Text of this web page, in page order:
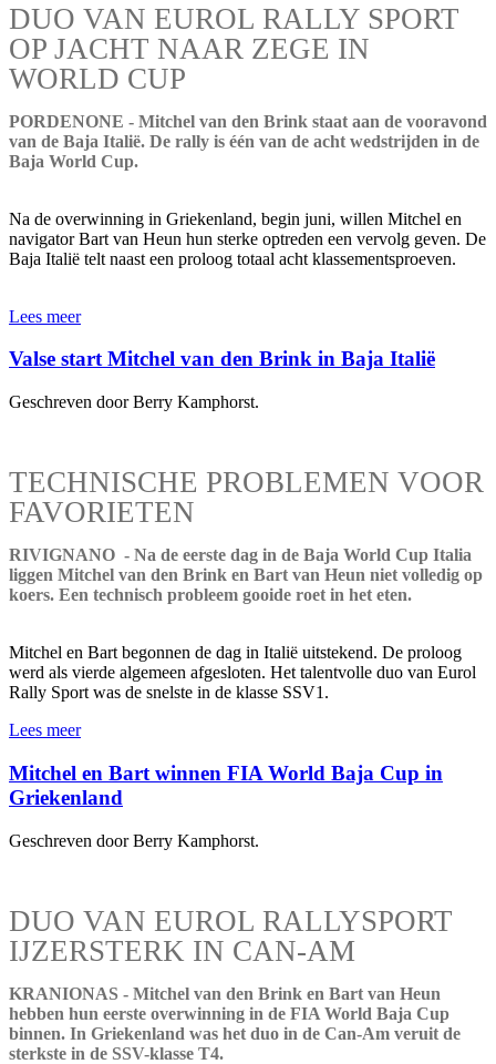
DUO VAN EUROL RALLY SPORT
OP JACHT NAAR ZEGE IN
WORLD CUP
PORDENONE - Mitchel van den Brink staat aan de vooravond
van de Baja Italië. De rally is één van de acht wedstrijden in de
Baja World Cup.
Na de overwinning in Griekenland, begin juni, willen Mitchel en
navigator Bart van Heun hun sterke optreden een vervolg geven. De
Baja Italië telt naast een proloog totaal acht klassementsproeven.
Lees meer
Valse start Mitchel van den Brink in Baja Italië
Geschreven door Berry Kamphorst.
TECHNISCHE PROBLEMEN VOOR
FAVORIETEN
RIVIGNANO - Na de eerste dag in de Baja World Cup Italia
liggen Mitchel van den Brink en Bart van Heun niet volledig op
koers. Een technisch probleem gooide roet in het eten.
Mitchel en Bart begonnen de dag in Italië uitstekend. De proloog
werd als vierde algemeen afgesloten. Het talentvolle duo van Eurol
Rally Sport was de snelste in de klasse SSV1.
Lees meer
Mitchel en Bart winnen FIA World Baja Cup in
Griekenland
Geschreven door Berry Kamphorst.
DUO VAN EUROL RALLYSPORT
IJZERSTERK IN CAN-AM
KRANIONAS - Mitchel van den Brink en Bart van Heun
hebben hun eerste overwinning in de FIA World Baja Cup
binnen. In Griekenland was het duo in de Can-Am veruit de
sterkste in de SSV-klasse T4.